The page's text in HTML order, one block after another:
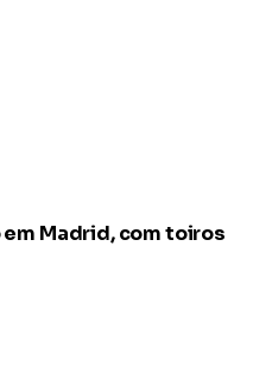
Madrid, com toiros